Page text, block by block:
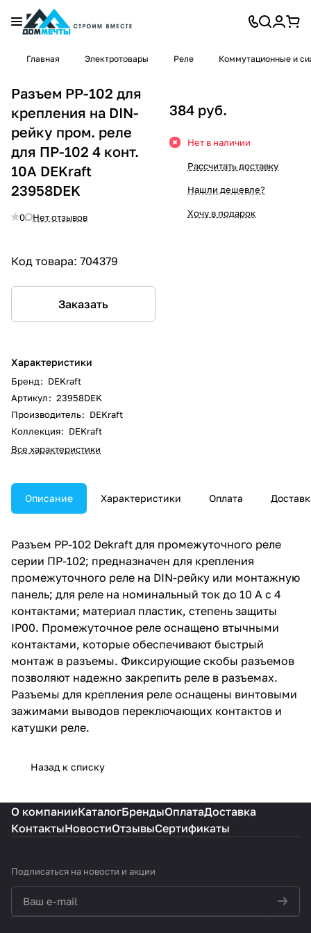
Главная Электротовары Реле Коммутационные и
Разъем РР-102 для
крепления на DIN-
рейку пром. реле
для ПР-102 4 конт.
10А DEKraft
23958DEK
0 Нет отзывов
Код товара: 704379
Заказать
Характеристики
Бренд: DEKraft
Артикул: 23958DEK
Производитель: DEKraft
Коллекция: DEKraft
Все характеристики
384 руб.
Нет в наличии
Рассчитать доставку
Нашли дешевле?
Хочу в подарок
Описание Характеристики Оплата
Разъем РР-102 Dekraft для промежуточного реле
серии ПР-102; предназначен для крепления
промежуточного реле на DIN-рейку или монтажную
панель; для реле на номинальный ток до 10 А с 4
контактами; материал пластик, степень защиты
IP00. Промежуточное реле оснащено втычными
контактами, которые обеспечивают быстрый
монтаж в разъемы. Фиксирующие скобы разъемов
позволяют надежно закрепить реле в разъемах.
Разъемы для крепления реле оснащены винтовыми
зажимами выводов переключающих контактов и
катушки реле.
Назад к списку
О компанииКаталогБрендыОплатаДоставка
КонтактыНовостиОтзывыСертификаты
Подписаться на новости и акции